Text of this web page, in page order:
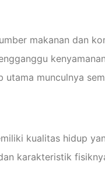
makanan dan
munculnya
kualitas hidup
karakteristik